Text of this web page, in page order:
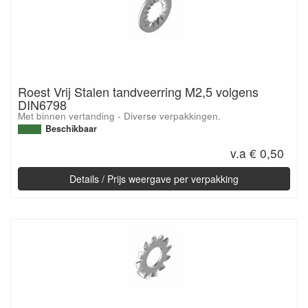
Roest Vrij Stalen tandveerring M2,5 volgens
DIN6798
Met binnen vertanding - Diverse verpakkingen.
Beschikbaar
v.a € 0,50
Details / Prijs weergave per verpakking